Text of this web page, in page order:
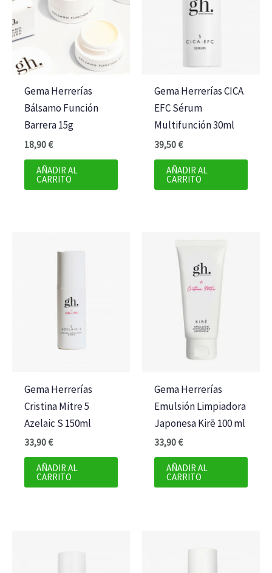
Gema Herrerías
Bálsamo Función
Barrera 15g
18,90€
AÑADIR AL
CARRITO
Gema Herrerías CICA
EFC Sérum
Multifunción 30ml
39,50€
AÑADIR AL
CARRITO
Gema Herrerías
Cristina Mitre 5
Azelaic S 150ml
33,90€
AÑADIR AL
CARRITO
Gema Herrerías
Emulsión Limpiadora
Japonesa Kirē 100 ml
33,90€
AÑADIR AL
CARRITO